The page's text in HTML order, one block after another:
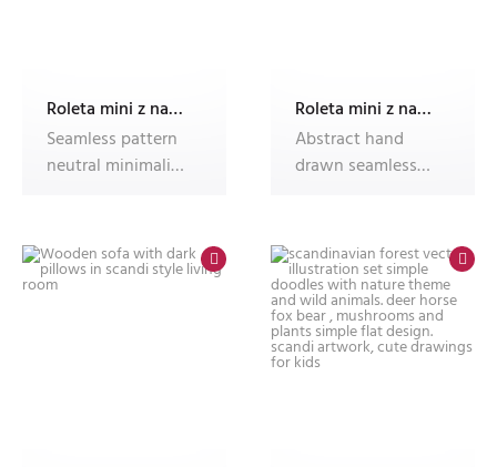
Roleta mini z nadrukiem
Seamless pattern
neutral minimalist
Roleta mini z nadrukiem
Abstract hand
drawn seamless